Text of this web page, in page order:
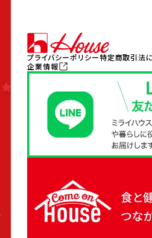
プライバシーポリシー特定商取引法
企業情報